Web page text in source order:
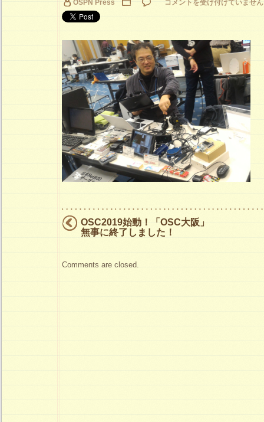
OSPN Press
ユ
ー
ザ
ー
グ
ル
ー
プ
コメントを受け付けていません
OSC2019始動！「OSC大阪」
無事に終了しました！
Comments are closed.